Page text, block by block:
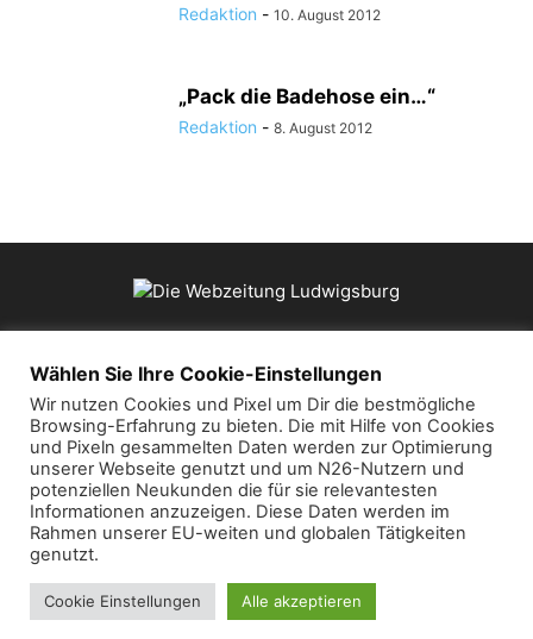
Redaktion - 10. August 2012
„Pack die Badehose ein…“
Redaktion - 8. August 2012
ÜBER UNS
Kontaktieren Sie uns:mail@die-webzeitung.de
FOLGEN SIE UNS
© 2019 Die Webzeitung
Wählen Sie Ihre Cookie-Einstellungen
Wir nutzen Cookies und Pixel um Dir die bestmögliche
Browsing-Erfahrung zu bieten. Die mit Hilfe von Cookies
und Pixeln gesammelten Daten werden zur Optimierung
unserer Webseite genutzt und um N26-Nutzern und
potenziellen Neukunden die für sie relevantesten
Informationen anzuzeigen. Diese Daten werden im
Rahmen unserer EU-weiten und globalen Tätigkeiten
genutzt.
Cookie Einstellungen Alle akzeptieren